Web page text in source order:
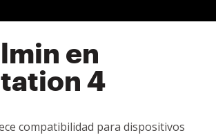
en
4
compatibilidad para dispositivos